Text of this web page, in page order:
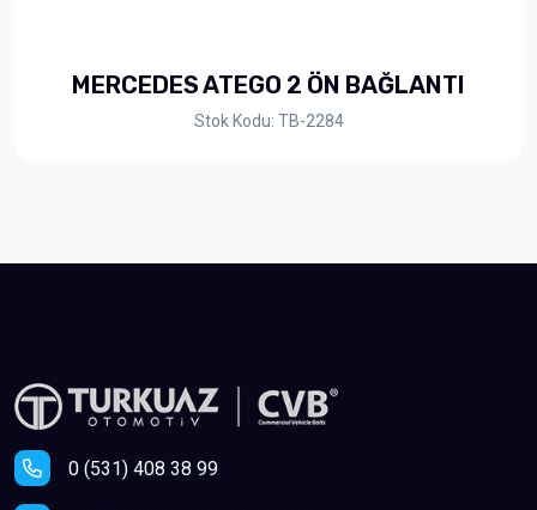
MERCEDES ATEGO 2 ÖN BAĞLANTI
Stok Kodu: TB-2284
0 (531) 408 38 99